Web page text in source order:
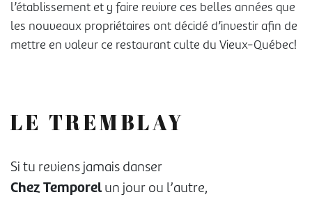
l’établissement et y faire revivre ces belles années que
les nouveaux propriétaires ont décidé d’investir afin de
mettre en valeur ce restaurant culte du Vieux-Québec!
LE TREMBLAY
Si tu reviens jamais danser
Chez Temporelun jour ou l’autre,